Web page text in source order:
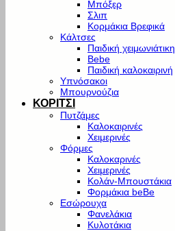
Μπόξερ
Σλιπ
Κορμάκια Βρεφικά
Κάλτσες
Παιδική χειμωνιάτικη
Bebe
Παιδική καλοκαιρινή
Υπνόσακοι
Μπουρνούζια
ΚΟΡΙΤΣΙ
Πυτζάμες
Καλοκαιρινές
Χειμερινές
Φόρμες
Καλοκαρινές
Χειμερινές
Κολάν-Μπουστάκια
Φορμάκια beBe
Εσώρουχα
Φανελάκια
Κυλοτάκια